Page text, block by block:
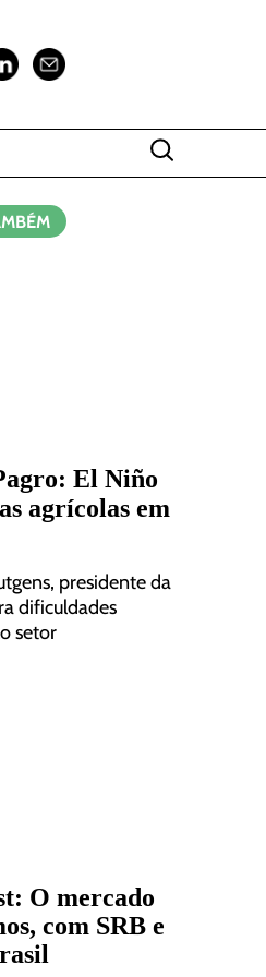
El Niño
agrícolas em
presidente da
dificuldades
setor
O mercado
com SRB e